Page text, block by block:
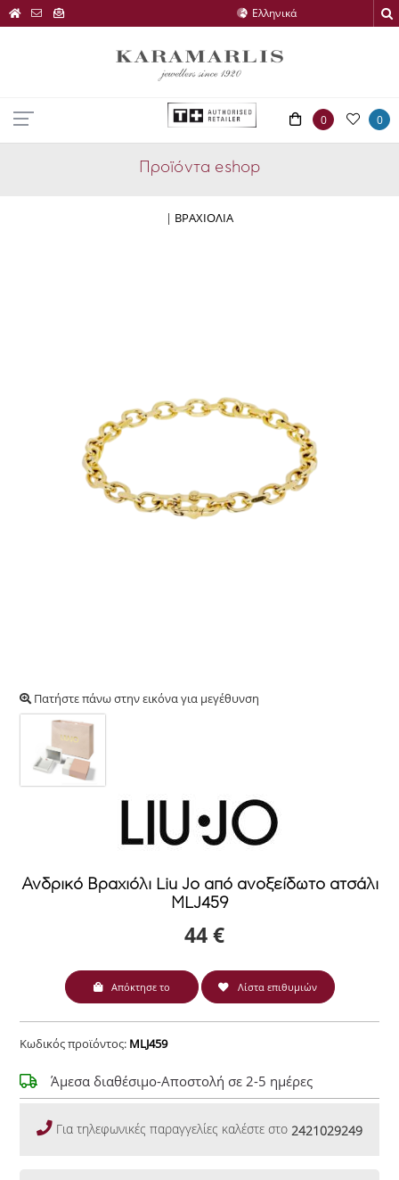
0 0
Προϊόντα eshop
| ΒΡΑΧΙΟΛΙΑ
Πατήστε πάνω στην εικόνα για μεγέθυνση
Ανδρικό Βραχιόλι Liu Jo από ανοξείδωτο ατσάλι
MLJ459
44 €
Απόκτησε το Λίστα επιθυμιών
Κωδικός προϊόντος: MLJ459
Άμεσα διαθέσιμο-Αποστολή σε 2-5 ημέρες
Για τηλεφωνικές παραγγελίες καλέστε στο 2421029249